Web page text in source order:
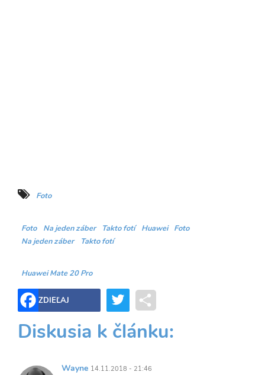
Foto
Foto Na jeden záber Takto fotí Huawei
Foto
Na jeden záber
Takto fotí
Huawei Mate 20 Pro
ZDIEĽAJ Twitter
Diskusia k článku:
Wayne 14.11.2018 - 21:46